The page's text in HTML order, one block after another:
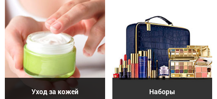
Уход за кожей Наборы